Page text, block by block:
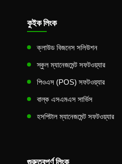
কুইক লিংক
ক্লাউড বিজনেস সলিউশন
স্কুল ম্যানেজমেন্ট সফটওয়্যার
পিওএস (POS) সফটওয়্যার
বাল্ক এসএমএস সার্ভিস
হসপিটাল ম্যানেজমেন্ট সফটওয়্যার
গুরুত্বপূর্ণ লিংক